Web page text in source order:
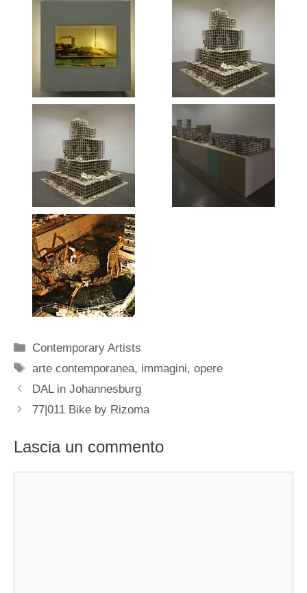
Categorie
Contemporary Artists
Tag
arte contemporanea, immagini,opere
DAL in Johannesburg
77|011 Bike by Rizoma
Lascia un commento